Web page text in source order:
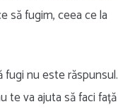
să fugim, ceea ce la
fugi nu este răspunsul.
te va ajuta să faci față